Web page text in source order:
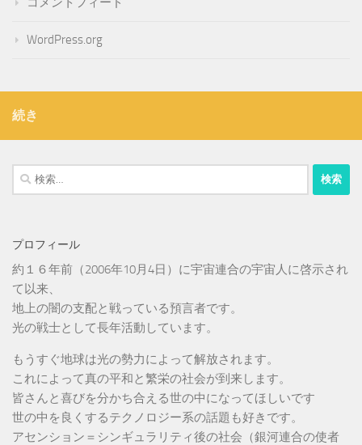
WordPress.org
続き
検
索:
プロフィール
約１６年前（2006年10月4日）に宇宙連合の宇宙人に啓示され
て以来、
地上の闇の支配と戦っている預言者です。
光の戦士として長年活動しています。
もうすぐ地球は光の勢力によって解放されます。
これによって真の平和と繁栄の社会が到来します。
皆さんと喜びを分かち合える世の中になってほしいです
世の中を良くするテクノロジー系の話題も好きです。
アセンション＝シンギュラリティ後の社会（銀河連合の使者